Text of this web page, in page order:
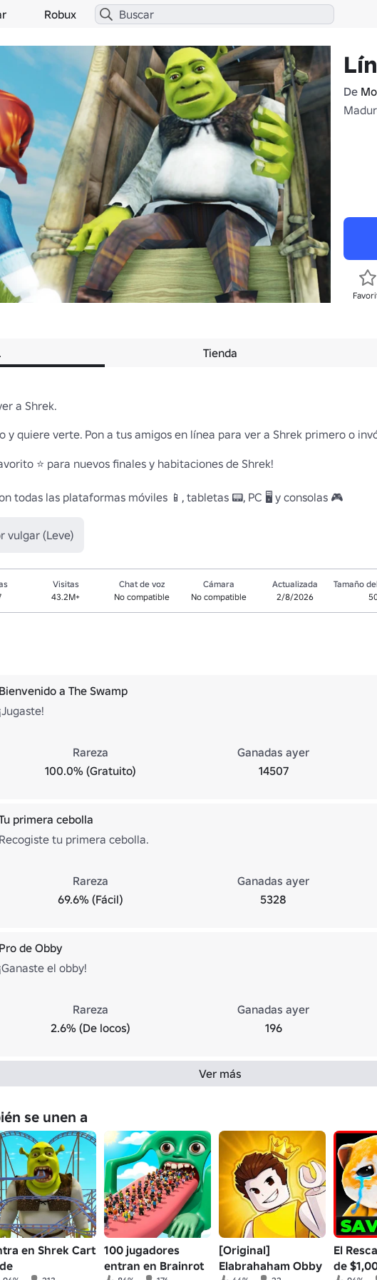
Robux
De
Tienda
a Shrek.
y quiere verte. Pon a tus amigos en línea para ver a Shrek primero o
⭐ para nuevos finales y habitaciones de Shrek!
todas las plataformas móviles 📱, tabletas 📟, PC 🖥️ y consolas 🎮
vulgar (Leve)
Visitas
43.2M+
Chat de voz
No compatible
Cámara
No compatible
Actualizada
2/8/2026
Tamaño
Bienvenido a The Swamp
¡Jugaste!
Rareza
100.0% (Gratuito)
Ganadas ayer
14507
primera cebolla
Recogiste tu primera cebolla.
Rareza
69.6% (Fácil)
Ganadas ayer
5328
Pro de Obby
¡Ganaste el obby!
Rareza
2.6% (De locos)
Ganadas ayer
196
Ver más
se unen a
en Shrek Cart 100 jugadores
entran en Brainrot
[Original]
Elabrahaham Obby
El
de